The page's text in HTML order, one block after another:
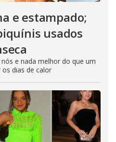
e estampado;
usados
e nada melhor do que um
dias de calor